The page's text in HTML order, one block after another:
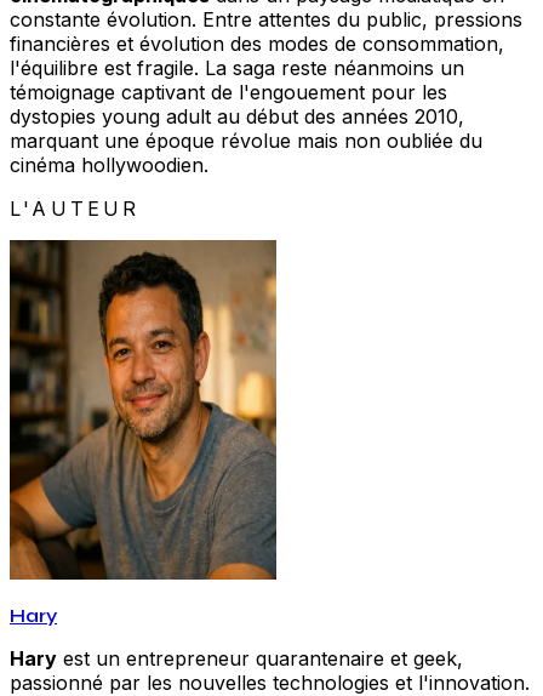
constante évolution. Entre attentes du public, pressions
financières et évolution des modes de consommation,
l'équilibre est fragile. La saga reste néanmoins un
témoignage captivant de l'engouement pour les
dystopies young adult au début des années 2010,
marquant une époque révolue mais non oubliée du
cinéma hollywoodien.
L'AUTEUR
Hary
Hary est un entrepreneur quarantenaire et geek,
passionné par les nouvelles technologies et l'innovation.